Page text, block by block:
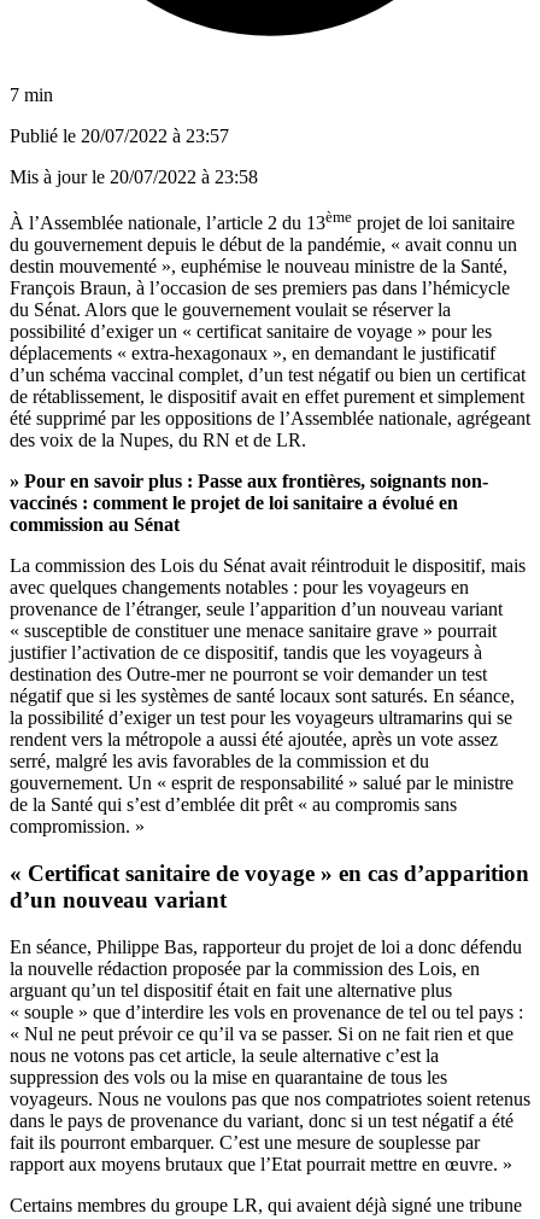
7 min
Publié le 20/07/2022 à 23:57
Mis à jour le 20/07/2022 à 23:58
À l’Assemblée nationale, l’article 2 du 13ème projet de loi sanitaire
du gouvernement depuis le début de la pandémie, « avait connu un
destin mouvementé », euphémise le nouveau ministre de la Santé,
François Braun, à l’occasion de ses premiers pas dans l’hémicycle
du Sénat. Alors que le gouvernement voulait se réserver la
possibilité d’exiger un « certificat sanitaire de voyage » pour les
déplacements « extra-hexagonaux », en demandant le justificatif
d’un schéma vaccinal complet, d’un test négatif ou bien un certificat
de rétablissement, le dispositif avait en effet purement et simplement
été supprimé par les oppositions de l’Assemblée nationale, agrégeant
des voix de la Nupes, du RN et de LR.
» Pour en savoir plus : Passe aux frontières, soignants non-
vaccinés : comment le projet de loi sanitaire a évolué en
commission au Sénat
La commission des Lois du Sénat avait réintroduit le dispositif, mais
avec quelques changements notables : pour les voyageurs en
provenance de l’étranger, seule l’apparition d’un nouveau variant
« susceptible de constituer une menace sanitaire grave » pourrait
justifier l’activation de ce dispositif, tandis que les voyageurs à
destination des Outre-mer ne pourront se voir demander un test
négatif que si les systèmes de santé locaux sont saturés. En séance,
la possibilité d’exiger un test pour les voyageurs ultramarins qui se
rendent vers la métropole a aussi été ajoutée, après un vote assez
serré, malgré les avis favorables de la commission et du
gouvernement. Un « esprit de responsabilité » salué par le ministre
de la Santé qui s’est d’emblée dit prêt « au compromis sans
compromission. »
« Certificat sanitaire de voyage » en cas d’apparition
d’un nouveau variant
En séance, Philippe Bas, rapporteur du projet de loi a donc défendu
la nouvelle rédaction proposée par la commission des Lois, en
arguant qu’un tel dispositif était en fait une alternative plus
« souple » que d’interdire les vols en provenance de tel ou tel pays :
« Nul ne peut prévoir ce qu’il va se passer. Si on ne fait rien et que
nous ne votons pas cet article, la seule alternative c’est la
suppression des vols ou la mise en quarantaine de tous les
voyageurs. Nous ne voulons pas que nos compatriotes soient retenus
dans le pays de provenance du variant, donc si un test négatif a été
fait ils pourront embarquer. C’est une mesure de souplesse par
rapport aux moyens brutaux que l’Etat pourrait mettre en œuvre. »
Certains membres du groupe LR, qui avaient déjà signé une tribune